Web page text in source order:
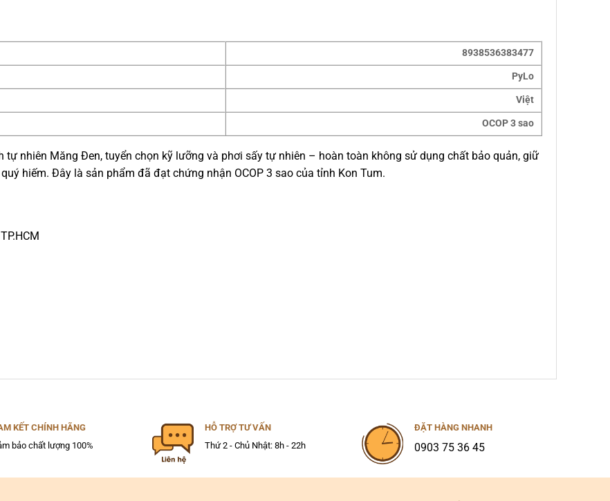
8938536383477
PyLo
Việt
OCOP 3 sao
nhiên Măng Đen, tuyển chọn kỹ lưỡng và phơi sấy tự nhiên – hoàn toàn không sử dụng chất bảo quản, giữ
hiếm. Đây là sản phẩm đã đạt chứng nhận OCOP 3 sao của tỉnh Kon Tum.
KẾT CHÍNH HÃNG
bảo chất lượng 100%
HỖ TRỢ TƯ VẤN
Thứ 2 - Chủ Nhật: 8h - 22h
ĐẶT HÀNG NHANH
0903 75 36 45